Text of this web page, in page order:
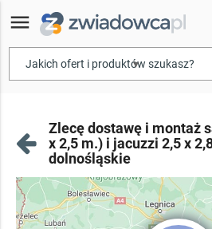
menu
▾
Zlecę dostawę i montaż
x 2,5 m.) i jacuzzi 2,5 x
dolnośląskie